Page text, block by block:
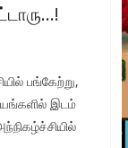
பங்கேற்று,
இடம்